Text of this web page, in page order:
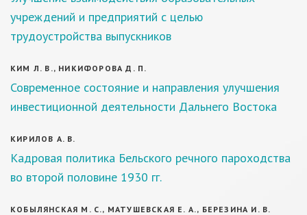
учреждений и предприятий с целью
трудоустройства выпускников
КИМ Л. В., НИКИФОРОВА Д. П.
Современное состояние и направления улучшения
инвестиционной деятельности Дальнего Востока
КИРИЛОВ А. В.
Кадровая политика Бельского речного пароходства
во второй половине 1930 гг.
КОБЫЛЯНСКАЯ М. С., МАТУШЕВСКАЯ Е. А., БЕРЕЗИНА И. В.